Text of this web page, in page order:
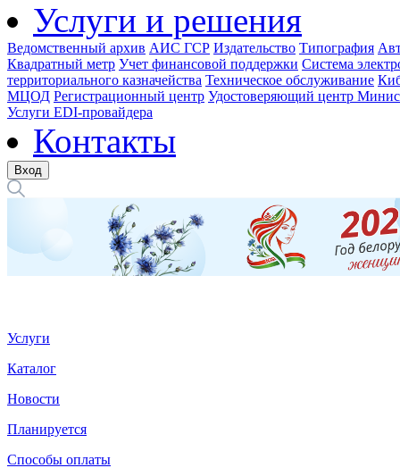
Услуги и решения
Ведомственный архив АИС ГСР Издательство Типография
Квадратный метр Учет финансовой поддержки Система
территориального казначейства Техническое обслуживание
МЦОД Регистрационный центр Удостоверяющий центр
Услуги EDI-провайдера
Контакты
Вход
Услуги
Каталог
Новости
Планируется
Способы оплаты